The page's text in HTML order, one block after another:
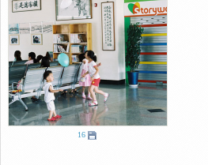
16